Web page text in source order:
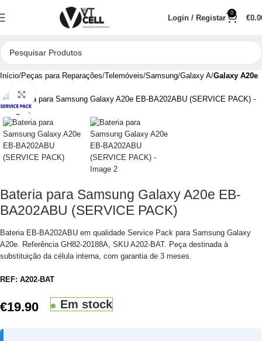
Login / Registar
0
€
Início Peças para Reparações Telemóveis Samsung Galaxy A Galaxy A20e
Clique para aumentar
Bateria para Samsung Galaxy A20e EB-
BA202ABU (SERVICE PACK)
Bateria EB-BA202ABU em qualidade Service Pack para Samsung Galaxy
A20e. Referência GH82-20188A, SKU A202-BAT. Peça destinada à
substituição da célula interna, com garantia de 3 meses.
REF: A202-BAT
€19.90 Em stock